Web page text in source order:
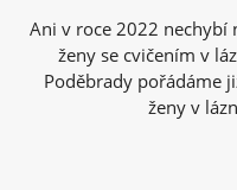
Ani v roce 2022
ženy se cvičením v
Poděbrady pořádáme
ženy v